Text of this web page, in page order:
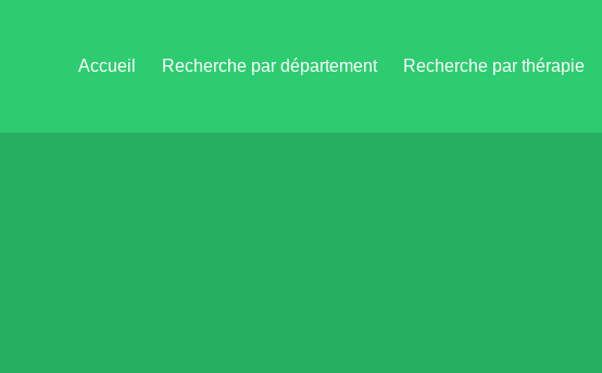
Accueil Recherche par département Recherche par thérapie